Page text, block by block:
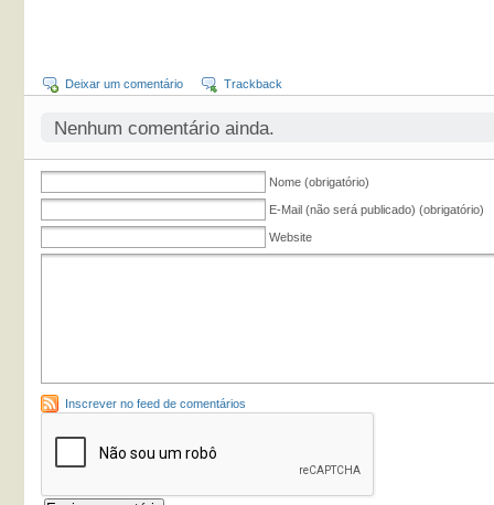
Deixar um comentário Trackback
Nenhum comentário ainda.
Nome (obrigatório)
E-Mail (não será publicado) (obrigatório)
Website
Inscrever no feed de comentários